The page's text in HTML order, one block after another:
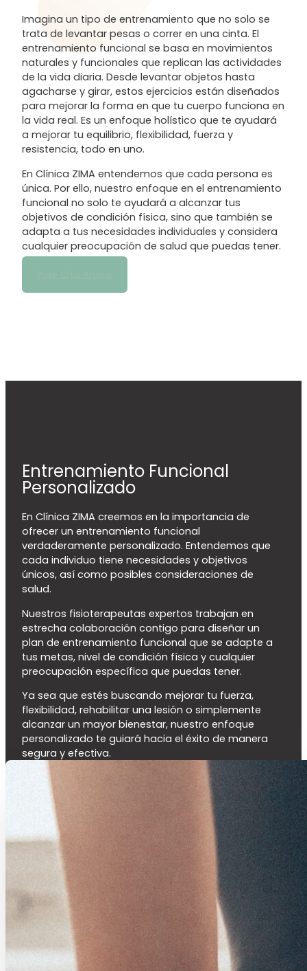
Imagina un tipo de entrenamiento que no solo se
trata de levantar pesas o correr en una cinta. El
entrenamiento funcional se basa en movimientos
naturales y funcionales que replican las actividades
de la vida diaria. Desde levantar objetos hasta
agacharse y girar, estos ejercicios están diseñados
para mejorar la forma en que tu cuerpo funciona en
la vida real. Es un enfoque holístico que te ayudará
a mejorar tu equilibrio, flexibilidad, fuerza y
resistencia, todo en uno.
En Clínica ZIMA entendemos que cada persona es
única. Por ello, nuestro enfoque en el entrenamiento
funcional no solo te ayudará a alcanzar tus
objetivos de condición física, sino que también se
adapta a tus necesidades individuales y considera
cualquier preocupación de salud que puedas tener.
Entrenamiento Funcional
Personalizado
En Clínica ZIMA creemos en la importancia de
ofrecer un entrenamiento funcional
verdaderamente personalizado. Entendemos que
cada individuo tiene necesidades y objetivos
únicos, así como posibles consideraciones de
salud.
Nuestros fisioterapeutas expertos trabajan en
estrecha colaboración contigo para diseñar un
plan de entrenamiento funcional que se adapte a
tus metas, nivel de condición física y cualquier
preocupación específica que puedas tener.
Ya sea que estés buscando mejorar tu fuerza,
flexibilidad, rehabilitar una lesión o simplemente
alcanzar un mayor bienestar, nuestro enfoque
personalizado te guiará hacia el éxito de manera
segura y efectiva.